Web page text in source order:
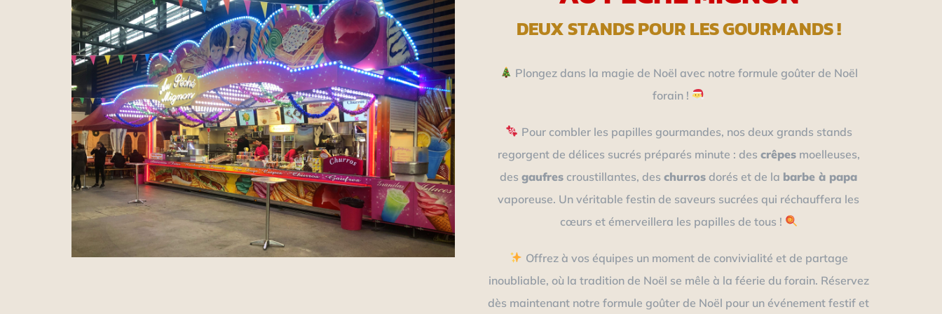
DEUX STANDS POUR LES GOURMANDS !
Plongez dans la magie de Noël avec notre formule goûter de Noël
forain !
Pour combler les papilles gourmandes, nos deux grands stands
regorgent de délices sucrés préparés minute : des crêpesmoelleuses,
desgaufres croustillantes, deschurros dorés et de la barbe à papa
vaporeuse. Un véritable festin de saveurs sucrées qui réchauffera les
cœurs et émerveillera les papilles de tous !
Offrez à vos équipes un moment de convivialité et de partage
inoubliable, où la tradition de Noël se mêle à la féerie du forain. Réservez
dès maintenant notre formule goûter de Noël pour un événement festif et